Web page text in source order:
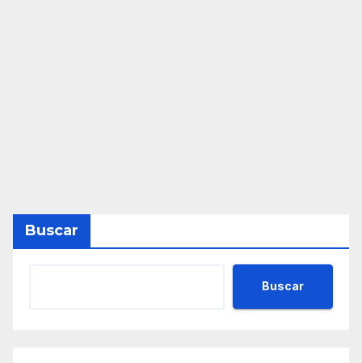
Buscar
Buscar